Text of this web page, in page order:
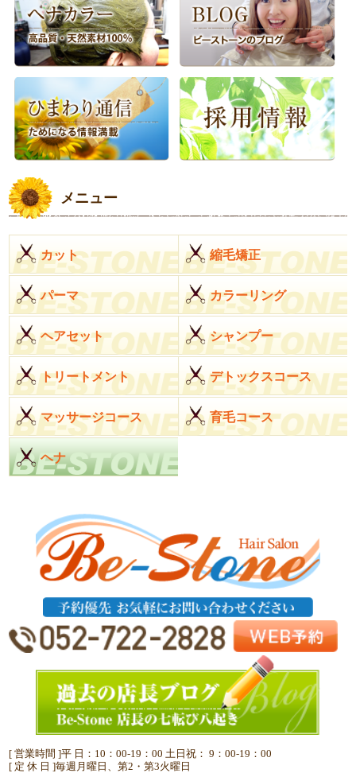
メニュー
カット 縮毛矯正
パーマ カラーリング
ヘアセット シャンプー
トリートメント デトックスコース
マッサージコース 育毛コース
ヘナ
[ 営業時間 ]平 日：10：00-19：00 土日祝： 9：00-19：00
[ 定 休 日 ]毎週月曜日、第2・第3火曜日